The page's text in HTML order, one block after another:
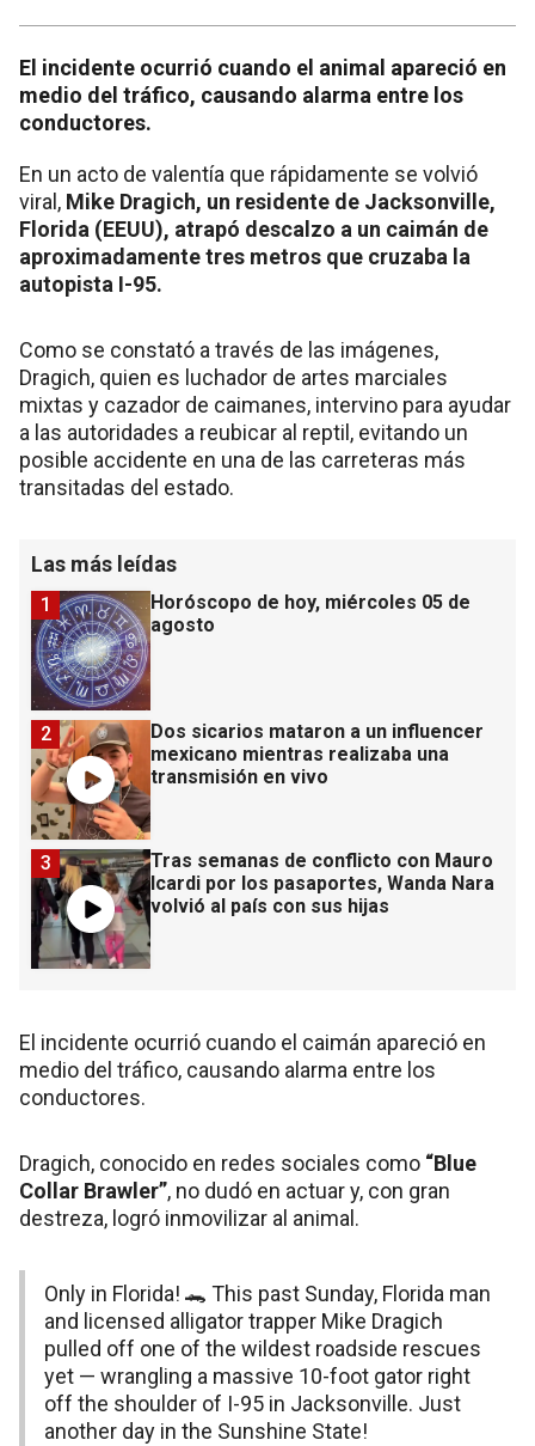
El incidente ocurrió cuando el animal apareció en
medio del tráfico, causando alarma entre los
conductores.
En un acto de valentía que rápidamente se volvió
viral, Mike Dragich, un residente de Jacksonville,
Florida (EEUU), atrapó descalzo a un caimán de
aproximadamente tres metros que cruzaba la
autopista I-95.
Como se constató a través de las imágenes,
Dragich, quien es luchador de artes marciales
mixtas y cazador de caimanes, intervino para ayudar
a las autoridades a reubicar al reptil, evitando un
posible accidente en una de las carreteras más
transitadas del estado.
Las más leídas
Horóscopo de hoy, miércoles 05 de
agosto
1
Dos sicarios mataron a un influencer
mexicano mientras realizaba una
transmisión en vivo
2
Tras semanas de conflicto con Mauro
Icardi por los pasaportes, Wanda Nara
volvió al país con sus hijas
3
El incidente ocurrió cuando el caimán apareció en
medio del tráfico, causando alarma entre los
conductores.
Dragich, conocido en redes sociales como “Blue
Collar Brawler”, no dudó en actuar y, con gran
destreza, logró inmovilizar al animal.
Only in Florida! 🐊 This past Sunday, Florida man
and licensed alligator trapper Mike Dragich
pulled off one of the wildest roadside rescues
yet — wrangling a massive 10-foot gator right
off the shoulder of I-95 in Jacksonville. Just
another day in the Sunshine State!